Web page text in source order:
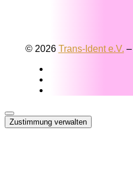
© 2026 Trans-Ident e.V. –
Zustimmung verwalten